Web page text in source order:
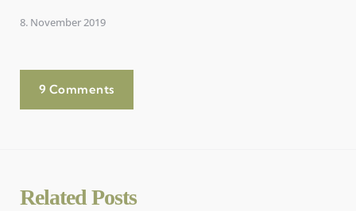
8. November 2019
9 Comments
Related Posts